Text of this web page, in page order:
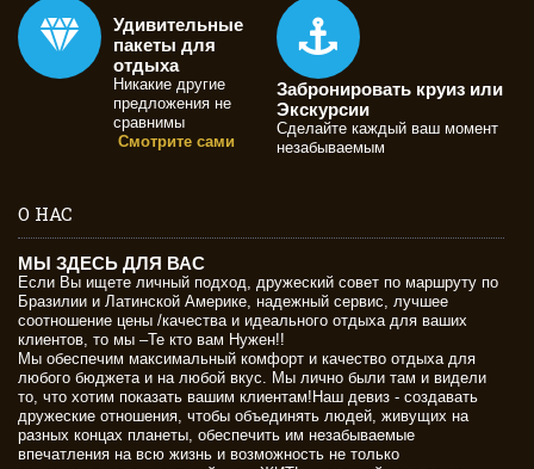
Удивительные
пакеты для
отдыха
Никакие другие
предложения не
сравнимы
Смотрите сами
Забронировать круиз или
Экскурсии
Сделайте каждый ваш момент
незабываемым
О НАС
МЫ ЗДЕСЬ ДЛЯ ВАС
Если Вы ищете личный подход, дружеский совет по маршруту по
Бразилии и Латинской Америке, надежный сервис, лучшее
соотношение цены /качества и идеального отдыха для ваших
клиентов, то мы –Те кто вам Нужен!!
Мы обеспечим максимальный комфорт и качество отдыха для
любого бюджета и на любой вкус. Мы лично были там и видели
то, что хотим показать вашим клиентам!Наш девиз - создавать
дружеские отношения, чтобы объединять людей, живущих на
разных концах планеты, обеспечить им незабываемые
впечатления на всю жизнь и возможность не только